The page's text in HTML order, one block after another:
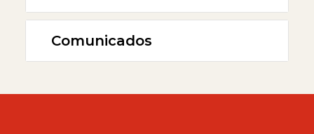
Comunicados